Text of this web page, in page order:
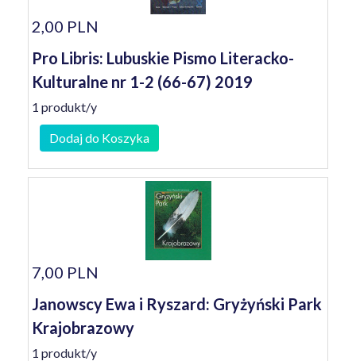
2,00 PLN
Pro Libris: Lubuskie Pismo Literacko-
Kulturalne nr 1-2 (66-67) 2019
1 produkt/y
Dodaj do Koszyka
7,00 PLN
Janowscy Ewa i Ryszard: Gryżyński Park
Krajobrazowy
1 produkt/y